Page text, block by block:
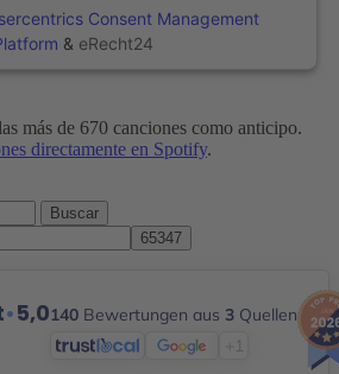
Consent Management
& eRecht24
más de 670 canciones como anticipo.
directamente en Spotify.
•5,0140 Bewertungen aus 3 Quellen
+1